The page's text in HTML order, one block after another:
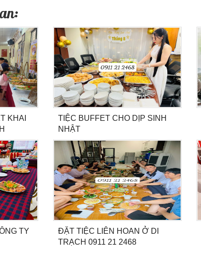
KHAI
TIỆC BUFFET CHO DỊP SINH
NHẬT
TY
ĐẶT TIỆC LIÊN HOAN Ở DI
TRẠCH 0911 21 2468